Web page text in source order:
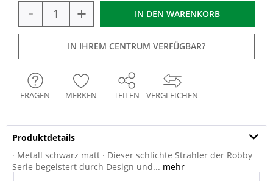
- + IN DEN WARENKORB
IN IHREM CENTRUM VERFÜGBAR?
VERGLEICHEN
FRAGEN MERKEN TEILEN
Produktdetails
· Metall schwarz matt · Dieser schlichte Strahler der Robby
Serie begeistert durch Design und... mehr